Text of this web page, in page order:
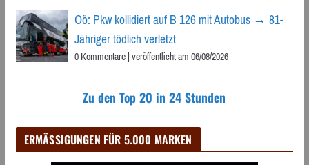
Oö: Pkw kollidiert auf B 126 mit Autobus → 81-
Jähriger tödlich verletzt
0 Kommentare|veröffentlicht am 06/08/2026
Zu den Top 20 in 24 Stunden
ERMÄSSIGUNGEN FÜR 5.000 MARKEN